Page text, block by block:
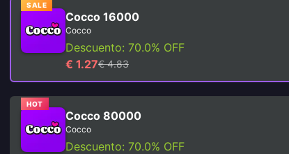
SALE
Cocco 16000
Cocco
Descuento: 70.0% OFF
€ 1.27€ 4.83
HOT
Cocco 80000
Cocco
Descuento: 70.0% OFF